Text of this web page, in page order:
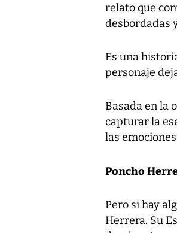
relato que
desbordadas
Es una
personaje
Basada en la
capturar la
las
Poncho
Pero si hay
Herrera. Su